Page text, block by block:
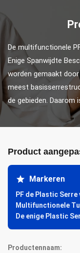
De multifunctionele
Enige Spanwijdte
worden gemaakt
meest
de gebieden. Daarom
Product
Markeren
PF de Plastic Serre
Multifunctionele
De enige Plastic
Productennaam: